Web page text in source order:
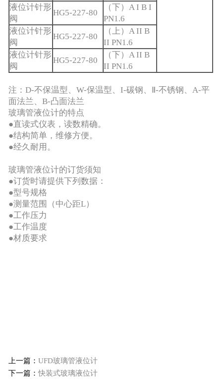
液位计针形
阀
HG5-227-80
（下）A I B I
PN1.6
液位计针形
阀
HG5-227-80
（上）A II B
II PN1.6
液位计针形
阀
HG5-227-80
（下）A II B
II PN1.6
注：D-不保温型、W-保温型、I-碳钢、Ⅱ-不锈钢、A-平
面法兰、B-凸面法兰
玻璃管液位计的特点
●直读式仪表，读数精确。
●结构简单，维修方便。
●经久耐用。
玻璃管液位计的订货须知
●订货时请提供下列数据：
●型号规格
●测量范围（中心距L）
●工作压力
●工作温度
●材质要求
上一篇：UFD玻璃管液位计
下一篇：快装式玻璃液位计